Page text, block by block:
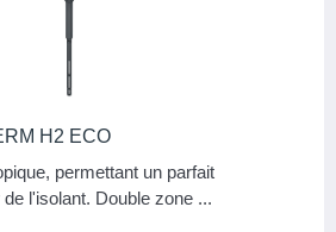
H2 ECO
permettant un parfait
l'isolant. Double zone ...